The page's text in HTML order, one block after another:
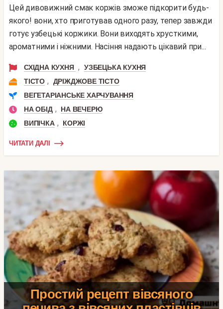
Цей дивовижний смак коржів зможе підкорити будь-
якого! вони, хто приготував одного разу, тепер завжди
готує узбецькі коржики. Вони виходять хрусткими,
ароматними і ніжними. Насіння надають цікавий при...
СХІДНА КУХНЯ ,
УЗБЕЦЬКА КУХНЯ
ТІСТО ,
ДРІЖДЖОВЕ ТІСТО
ВЕГЕТАРІАНСЬКЕ ХАРЧУВАННЯ
НА ОБІД ,
НА ВЕЧЕРЮ
ВИПІЧКА , КОРЖІ
ЧИТАТИ ДАЛІ
Простий рецепт вівсяного